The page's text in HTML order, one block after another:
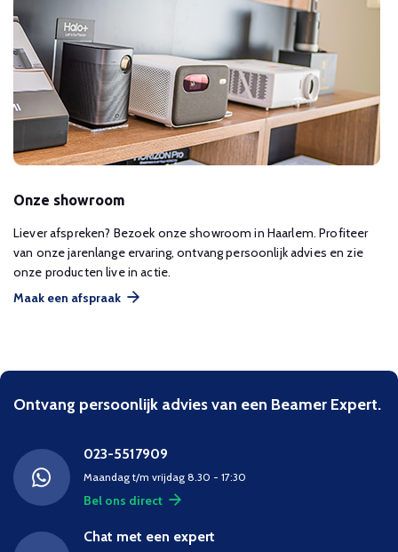
Onze showroom
Liever afspreken? Bezoek onze showroom in Haarlem. Profiteer
van onze jarenlange ervaring, ontvang persoonlijk advies en zie
onze producten live in actie.
Maak een afspraak
Ontvang persoonlijk advies van een Beamer Expert.
023-5517909
Maandag t/m vrijdag 8.30 - 17:30
Bel ons direct
Chat met een expert